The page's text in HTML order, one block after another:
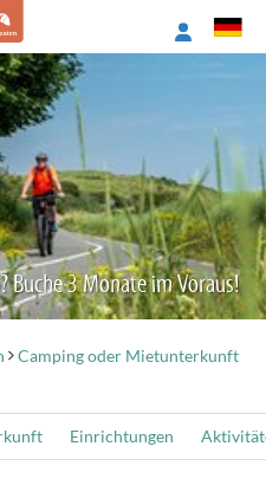
Buche 3 Monate im Voraus!
Camping oder Mietunterkunft
Einrichtungen